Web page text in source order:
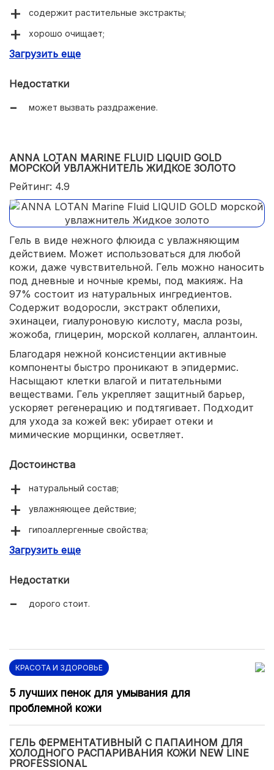
содержит растительные экстракты;
хорошо очищает;
улучшает цвет лица;
Загрузить еще
Недостатки
может вызвать раздражение.
ANNA LOTAN MARINE FLUID LIQUID GOLD
МОРСКОЙ УВЛАЖНИТЕЛЬ ЖИДКОЕ ЗОЛОТО
Рейтинг: 4.9
Гель в виде нежного флюида с увлажняющим
действием. Может использоваться для любой
кожи, даже чувствительной. Гель можно наносить
под дневные и ночные кремы, под макияж. На
97% состоит из натуральных ингредиентов.
Содержит водоросли, экстракт облепихи,
эхинацеи, гиалуроновую кислоту, масла розы,
жожоба, глицерин, морской коллаген, аллантоин.
Благодаря нежной консистенции активные
компоненты быстро проникают в эпидермис.
Насыщают клетки влагой и питательными
веществами. Гель укрепляет защитный барьер,
ускоряет регенерацию и подтягивает. Подходит
для ухода за кожей век: убирает отеки и
мимические морщинки, осветляет.
Достоинства
натуральный состав;
увлажняющее действие;
гипоаллергенные свойства;
быстро впитывается;
Загрузить еще
Недостатки
дорого стоит.
КРАСОТА И ЗДОРОВЬЕ
5 лучших пенок для умывания для
проблемной кожи
ГЕЛЬ ФЕРМЕНТАТИВНЫЙ С ПАПАИНОМ ДЛЯ
ХОЛОДНОГО РАСПАРИВАНИЯ КОЖИ NEW LINE
PROFESSIONAL